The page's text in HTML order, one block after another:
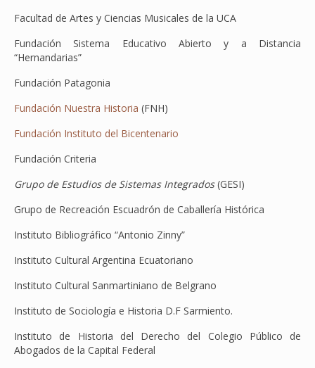
Facultad de Artes y Ciencias Musicales de la UCA
Fundación Sistema Educativo Abierto y a Distancia
“Hernandarias”
Fundación Patagonia
Fundación Nuestra Historia (FNH)
Fundación Instituto del Bicentenario
Fundación Criteria
Grupo de Estudios de Sistemas Integrados(GESI)
Grupo de Recreación Escuadrón de Caballería Histórica
Instituto Bibliográfico “Antonio Zinny”
Instituto Cultural Argentina Ecuatoriano
Instituto Cultural Sanmartiniano de Belgrano
Instituto de Sociología e Historia D.F Sarmiento.
Instituto de Historia del Derecho del Colegio Público de
Abogados de la Capital Federal